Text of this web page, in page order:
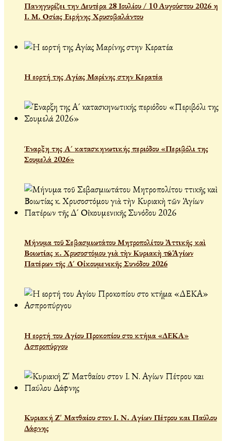
Πανηγυρίζει την Δευτέρα 28 Ιουλίου / 10 Αυγούστου 2026 η
Ι. Μ. Οσίας Ειρήνης Χρυσοβαλάντου
Η εορτή της Αγίας Μαρίνης στην Κερατέα
Έναρξη της Α´ κατασκηνωτικής περιόδου «Περιβόλι της
Σουμελά 2026»
Μήνυμα τοῦ Σεβασμιωτάτου Μητροπολίτου Ἀττικῆς καὶ
Βοιωτίας κ. Χρυσοστόμου γιὰ τὴν Κυριακὴ τῶν Ἁγίων
Πατέρων τῆς Δ´ Οἰκουμενικῆς Συνόδου 2026
Η εορτή του Αγίου Προκοπίου στο κτήμα «ΔΕΚΑ»
Ασπροπύργου
Κυριακή Ζ' Ματθαίου στον Ι. Ν. Αγίων Πέτρου και Παύλου
Δάφνης